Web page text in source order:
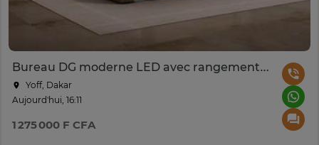
Bureau DG moderne LED avec rangement intégré
Yoff, Dakar
Aujourd'hui, 16:11
1 275 000 F CFA